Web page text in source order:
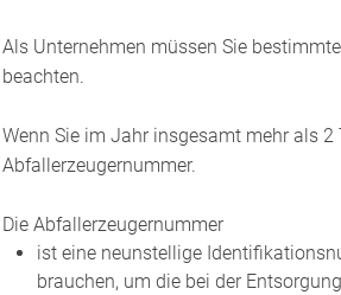
Als Unternehmen müssen Sie
beachten.
Wenn Sie im Jahr insgesamt mehr als
Abfallerzeugernummer.
Die Abfallerzeugernummer
ist eine neunstellige
brauchen, um die bei der